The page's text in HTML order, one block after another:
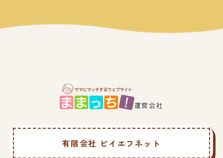
運営会社
有限会社 ビイエフネット